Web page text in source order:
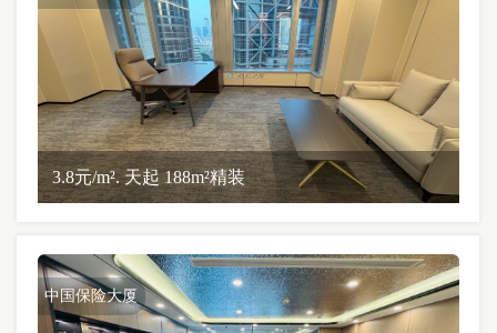
3.8元/m². 天起 188m²精装
中国保险大厦